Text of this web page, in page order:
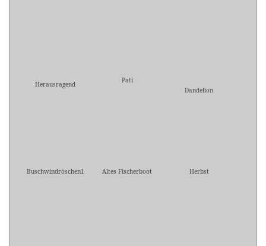
Herausragend
Pati
Dandelion
Buschwindröschen1 Altes Fischerboot Herbst